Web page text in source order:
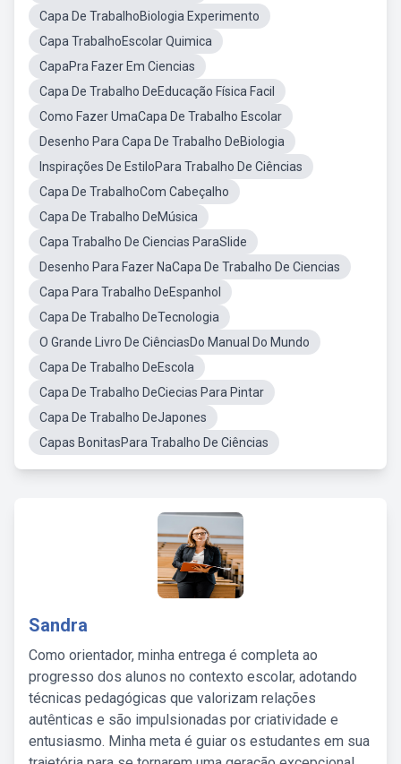
Capa De TrabalhoBiologia Experimento
Capa TrabalhoEscolar Quimica
CapaPra Fazer Em Ciencias
Capa De Trabalho DeEducação Física Facil
Como Fazer UmaCapa De Trabalho Escolar
Desenho Para Capa De Trabalho DeBiologia
Inspirações De EstiloPara Trabalho De Ciências
Capa De TrabalhoCom Cabeçalho
Capa De Trabalho DeMúsica
Capa Trabalho De Ciencias ParaSlide
Desenho Para Fazer NaCapa De Trabalho De Ciencias
Capa Para Trabalho DeEspanhol
Capa De Trabalho DeTecnologia
O Grande Livro De CiênciasDo Manual Do Mundo
Capa De Trabalho DeEscola
Capa De Trabalho DeCiecias Para Pintar
Capa De Trabalho DeJapones
Capas BonitasPara Trabalho De Ciências
Sandra
Como orientador, minha entrega é completa ao
progresso dos alunos no contexto escolar, adotando
técnicas pedagógicas que valorizam relações
autênticas e são impulsionadas por criatividade e
entusiasmo. Minha meta é guiar os estudantes em sua